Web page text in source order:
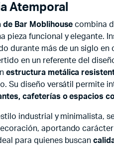
Atemporal
de Bar Moblihouse combina
pieza funcional y elegante.
durante más de un siglo
en un referente del
estructura metálica
Su diseño versátil permite
cafeterías o espacios
industrial y minimalista,
aportando
para quienes buscan